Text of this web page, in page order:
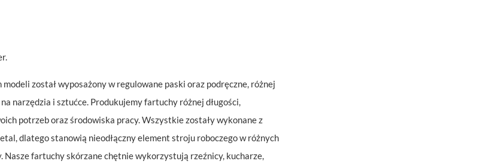
modeli został wyposażony w regulowane paski oraz podręczne, różnej
narzędzia i sztućce. Produkujemy fartuchy różnej długości,
potrzeb oraz środowiska pracy. Wszystkie zostały wykonane z
dlatego stanowią nieodłączny element stroju roboczego w różnych
Nasze fartuchy skórzane chętnie wykorzystują rzeźnicy, kucharze,